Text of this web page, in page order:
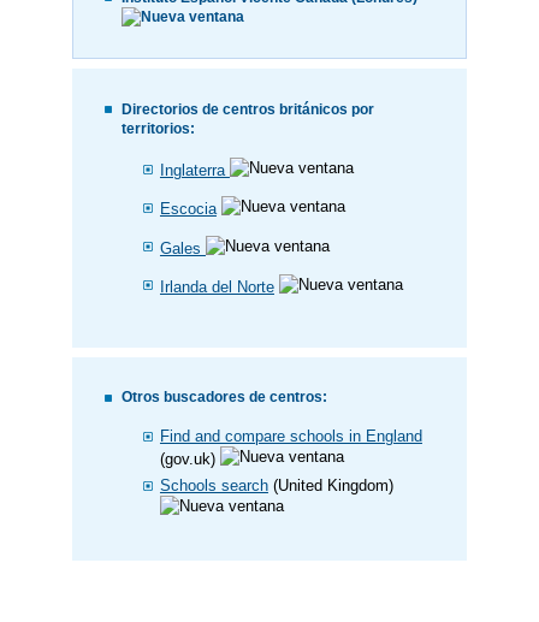
Directorios de centros británicos por
territorios:
Inglaterra
Escocia
Gales
Irlanda del Norte
Otros buscadores de centros:
Find and compare schools in England
(gov.uk)
Schools search(United Kingdom)